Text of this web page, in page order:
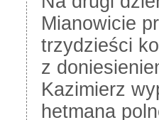
Mianowicie
trzydzieści
z
Kazimierz
hetmana